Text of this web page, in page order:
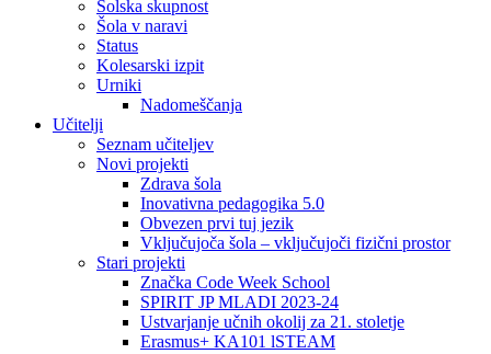
Šolska skupnost
Šola v naravi
Status
Kolesarski izpit
Urniki
Nadomeščanja
Učitelji
Seznam učiteljev
Novi projekti
Zdrava šola
Inovativna pedagogika 5.0
Obvezen prvi tuj jezik
Vključujoča šola – vključujoči fizični prostor
Stari projekti
Značka Code Week School
SPIRIT JP MLADI 2023-24
Ustvarjanje učnih okolij za 21. stoletje
Erasmus+ KA101 lSTEAM